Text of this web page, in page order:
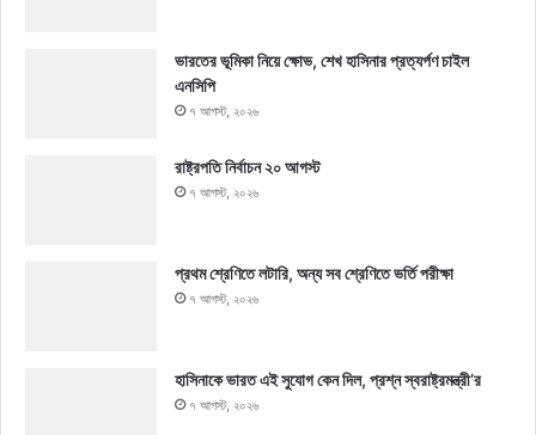
ভারতের ভূমিকা নিয়ে ক্ষোভ, শেখ হাসিনার প্রত্যর্পণ চাইল
এনসিপি
৭ আগস্ট, ২০২৬
রাষ্ট্রপতি নির্বাচন ২০ আগস্ট
৭ আগস্ট, ২০২৬
প্রথম শ্রেণিতে লটারি, অন্য সব শ্রেণিতে ভর্তি পরীক্ষা
৭ আগস্ট, ২০২৬
হাসিনাকে ভারত এই সুযোগ কেন দিল, প্রশ্ন স্বরাষ্ট্রমন্ত্রী’র
৭ আগস্ট, ২০২৬